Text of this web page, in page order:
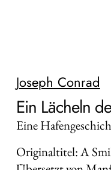
Joseph Conrad
Ein Lächeln
Eine
Originaltitel: A